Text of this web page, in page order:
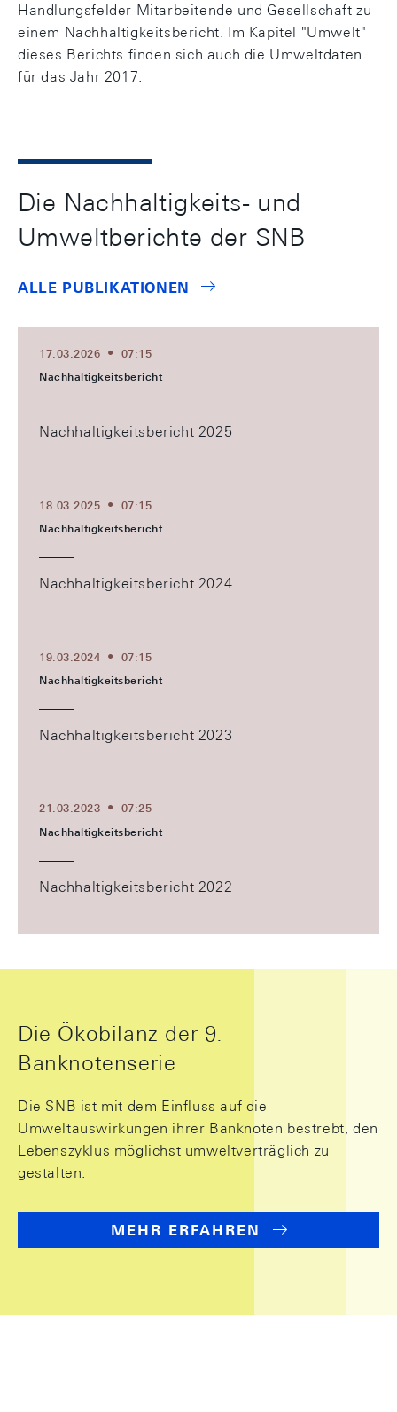
Handlungsfelder Mitarbeitende und Gesellschaft zu
einem Nachhaltigkeitsbericht. Im Kapitel "Umwelt"
dieses Berichts finden sich auch die Umweltdaten
für das Jahr 2017.
Die Nachhaltigkeits- und
Umweltberichte der SNB
ALLE PUBLIKATIONEN
17.03.2026
07:15
Nachhaltigkeitsbericht
Nachhaltigkeitsbericht 2025
18.03.2025
07:15
Nachhaltigkeitsbericht
Nachhaltigkeitsbericht 2024
19.03.2024
07:15
Nachhaltigkeitsbericht
Nachhaltigkeitsbericht 2023
21.03.2023
07:25
Nachhaltigkeitsbericht
Nachhaltigkeitsbericht 2022
Die Ökobilanz der 9.
Banknotenserie
Die SNB ist mit dem Einfluss auf die
Umweltauswirkungen ihrer Banknoten bestrebt, den
Lebenszyklus möglichst umweltverträglich zu
gestalten.
MEHR ERFAHREN